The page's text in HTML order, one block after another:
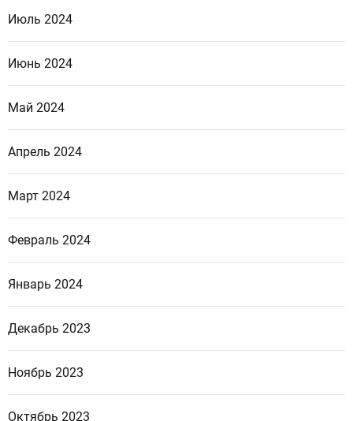
Июль 2024
Июнь 2024
Май 2024
Апрель 2024
Март 2024
Февраль 2024
Январь 2024
Декабрь 2023
Ноябрь 2023
Октябрь 2023